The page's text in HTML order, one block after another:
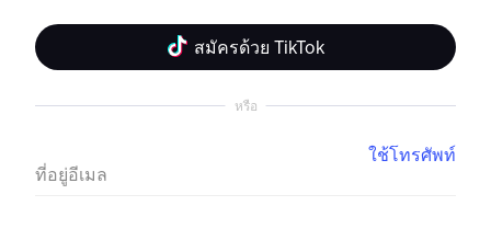
สมัครด้วย TikTok
หรือ
ที่อยู่อีเมล
ใช้โทรศัพท์